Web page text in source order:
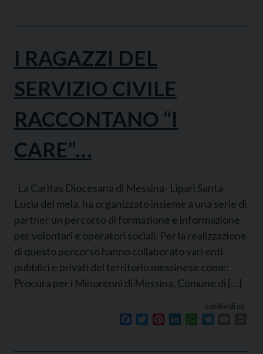
I RAGAZZI DEL
SERVIZIO CIVILE
RACCONTANO “I
CARE”…
La Caritas Diocesana di Messina- Lipari Santa
Lucia del mela, ha organizzato insieme a una serie di
partner un percorso di formazione e informazione
per volontari e operatori sociali. Per la realizzazione
di questo percorso hanno collaborato vari enti
pubblici e privati del territorio messinese come:
Procura per i Minorenni di Messina, Comune di […]
condividi su
Facebook
TwitterPinterestLinkedInWhatsApp